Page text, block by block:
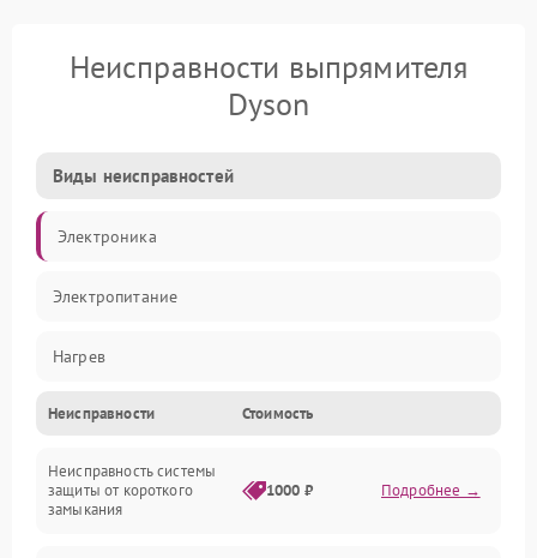
Неисправности выпрямителя
Dyson
Виды неисправностей
Электроника
Электропитание
Нагрев
Механические повреждения
Неисправности Стоимость
Неисправность системы
защиты от короткого
замыкания
1000 ₽ Подробнее →